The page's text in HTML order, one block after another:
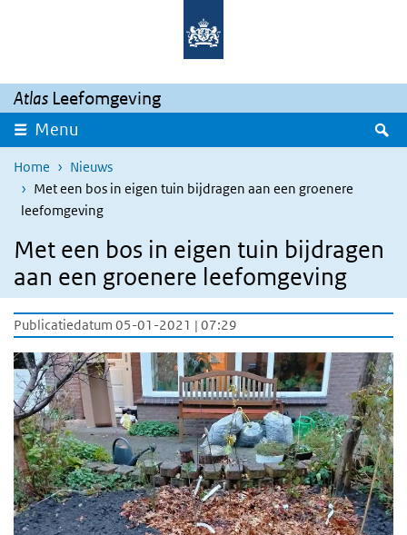
Overslaan en naar de inhoud gaan
Atlas Leefomgeving
Menu
Home
Nieuws
Met een bos in eigen tuin bijdragen aan een groenere
leefomgeving
Met een bos in eigen tuin bijdragen
aan een groenere leefomgeving
Publicatiedatum 05-01-2021 | 07:29